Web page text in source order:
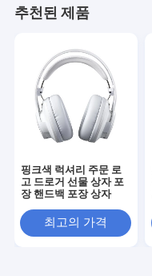
추천된 제품
핑크색 럭셔리 주문 로
고 드로거 선물 상자 포
장 핸드백 포장 상자
최고의 가격